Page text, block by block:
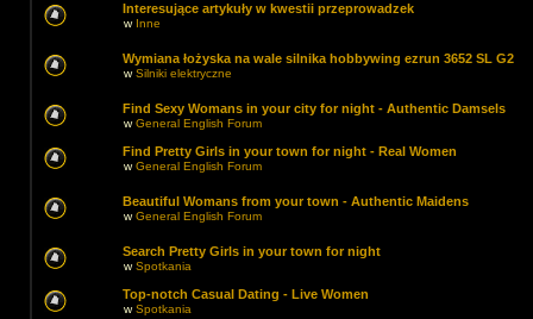
Interesujące artykuły w kwestii przeprowadzek
w Inne
Wymiana łożyska na wale silnika hobbywing ezrun 3652 SL G2
wSilniki elektryczne
Find Sexy Womans in your city for night - Authentic Damsels
wGeneral English Forum
Find Pretty Girls in your town for night - Real Women
wGeneral English Forum
Beautiful Womans from your town - Authentic Maidens
wGeneral English Forum
Search Pretty Girls in your town for night
wSpotkania
Top-notch Сasual Dating - Live Women
wSpotkania